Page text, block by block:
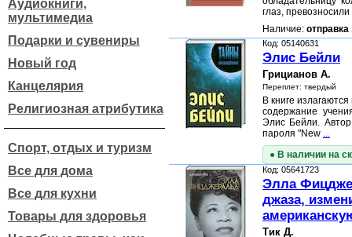
Аудиокниги,
мультимедиа
Подарки и сувениры
Новый год
Канцелярия
Религиозная атрибутика
Спорт, отдых и туризм
Все для дома
Все для кухни
Товары для здоровья
глаз,
Наличие: отправка
Код: 05140631
Элис Бейли
Грицианов А.
Переплет: твердый
В книге
содержание
Элис Бейли.
пароля "New ...
● В наличии на
Код: 05641723
Элла
джаза,
Тик Д.